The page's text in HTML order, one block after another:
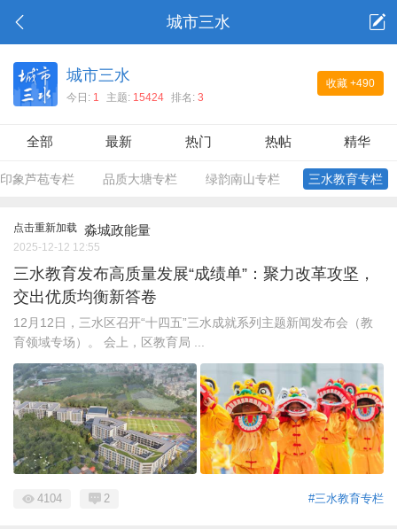
城市三水
收藏 +490
城市三水
今日: 1 主题: 15424 排名: 3
全部 最新 热门 热帖 精华
印象芦苞专栏 品质大塘专栏 绿韵南山专栏 三水教育专栏
点击重新加载 淼城政能量
2025-12-12 12:55
三水教育发布高质量发展“成绩单”：聚力改革攻坚，
交出优质均衡新答卷
12月12日，三水区召开“十四五”三水成就系列主题新闻发布会（教
育领域专场）。 会上，区教育局 ...
#三水教育专栏
4104 2